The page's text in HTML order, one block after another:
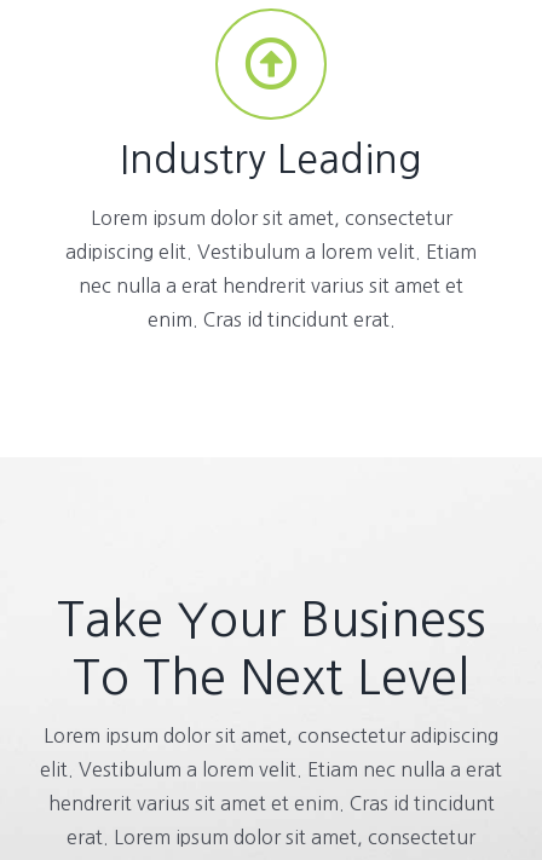
Industry Leading
Lorem ipsum dolor sit amet, consectetur
adipiscing elit. Vestibulum a lorem velit. Etiam
nec nulla a erat hendrerit varius sit amet et
enim. Cras id tincidunt erat.
Take Your Business
To The Next Level
Lorem ipsum dolor sit amet, consectetur adipiscing
elit. Vestibulum a lorem velit. Etiam nec nulla a erat
hendrerit varius sit amet et enim. Cras id tincidunt
erat. Lorem ipsum dolor sit amet, consectetur